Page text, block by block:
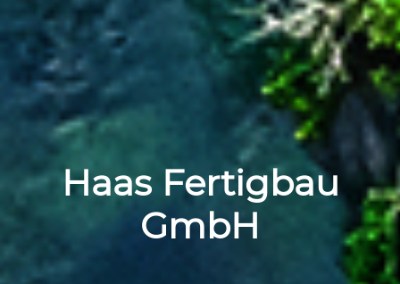
Haas Fertigbau
GmbH